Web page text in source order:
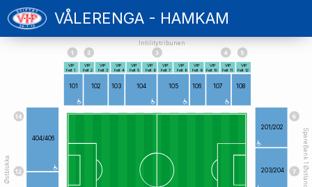
VÅLERENGA - HAMKAM
101 102 103 104 105 106 107 108
201/202
203/204
404/406
VIP
Felt 1
VIP
Felt 2
VIP
Felt 3
VIP
Felt 4
VIP
Felt 5
VIP
Felt 6
VIP
Felt 7
VIP
Felt 8
VIP
Felt 9
VIP
Felt 10
VIP
Felt 11
VIP
Felt 12
Østblokka
Intilitytribunen